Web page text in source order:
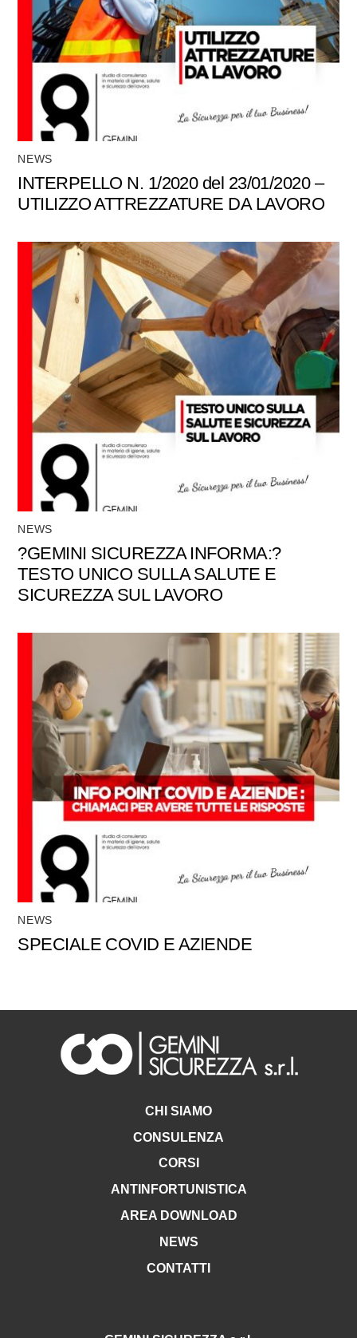
NEWS
INTERPELLO N. 1/2020 del 23/01/2020 –
UTILIZZO ATTREZZATURE DA LAVORO
NEWS
?GEMINI SICUREZZA INFORMA:?
TESTO UNICO SULLA SALUTE E
SICUREZZA SUL LAVORO
NEWS
SPECIALE COVID E AZIENDE
CHI SIAMO
CONSULENZA
CORSI
ANTINFORTUNISTICA
AREA DOWNLOAD
NEWS
CONTATTI